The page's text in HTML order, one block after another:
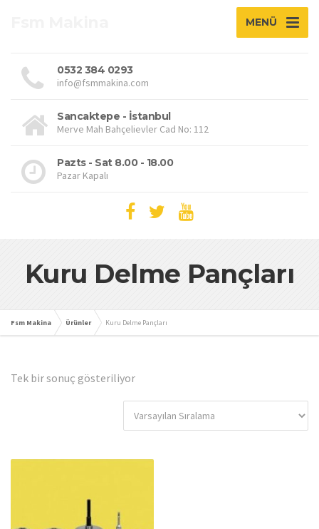
MENÜ
0532 384 0293
info@fsmmakina.com
Sancaktepe - İstanbul
Merve Mah Bahçelievler Cad No: 112
Pazts - Sat 8.00 - 18.00
Pazar Kapalı
Kuru Delme Pançları
Fsm Makina Ürünler Kuru Delme Pançları
Tek bir sonuç gösteriliyor